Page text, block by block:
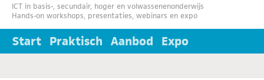
ICT in basis-, secundair, hoger en volwassenenonderwijs
Hands-on workshops, presentaties, webinars en expo
Start Praktisch Aanbod Expo